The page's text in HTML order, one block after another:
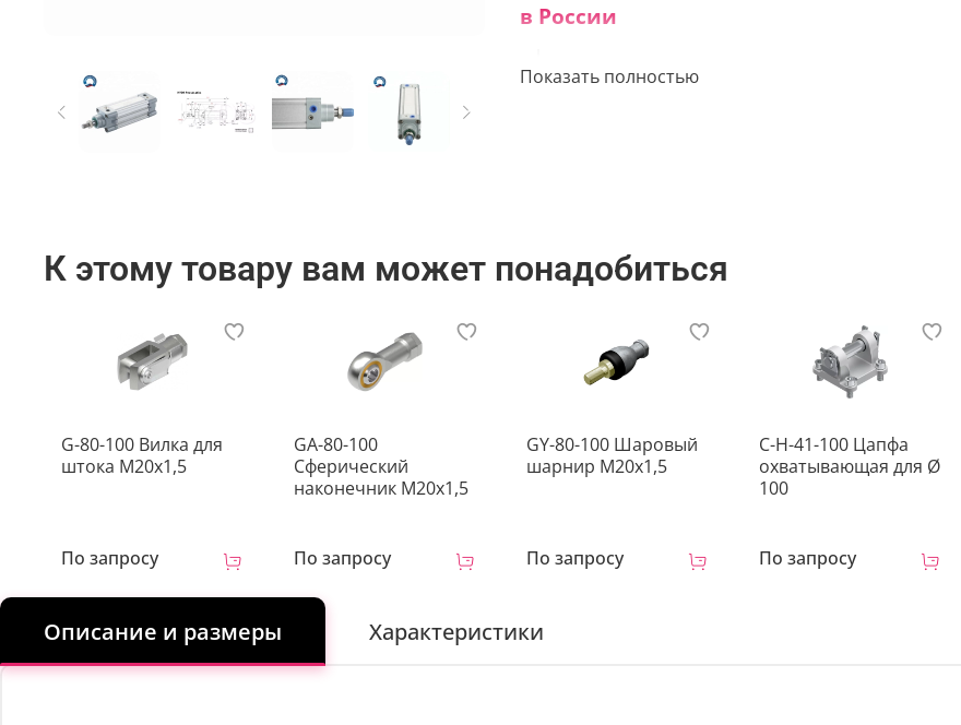
в России
Средний срок изготовления:
Показать полностью
К этому товару вам может понадобиться
G-80-100 Вилка для
штока M20x1,5
По запросу
GA-80-100
Сферический
наконечник M20x1,5
По запросу
GY-80-100 Шаровый
шарнир М20х1,5
По запросу
C-H-41-100 Цапфа
охватывающая для Ø
100
По запросу
Описание и размеры Характеристики